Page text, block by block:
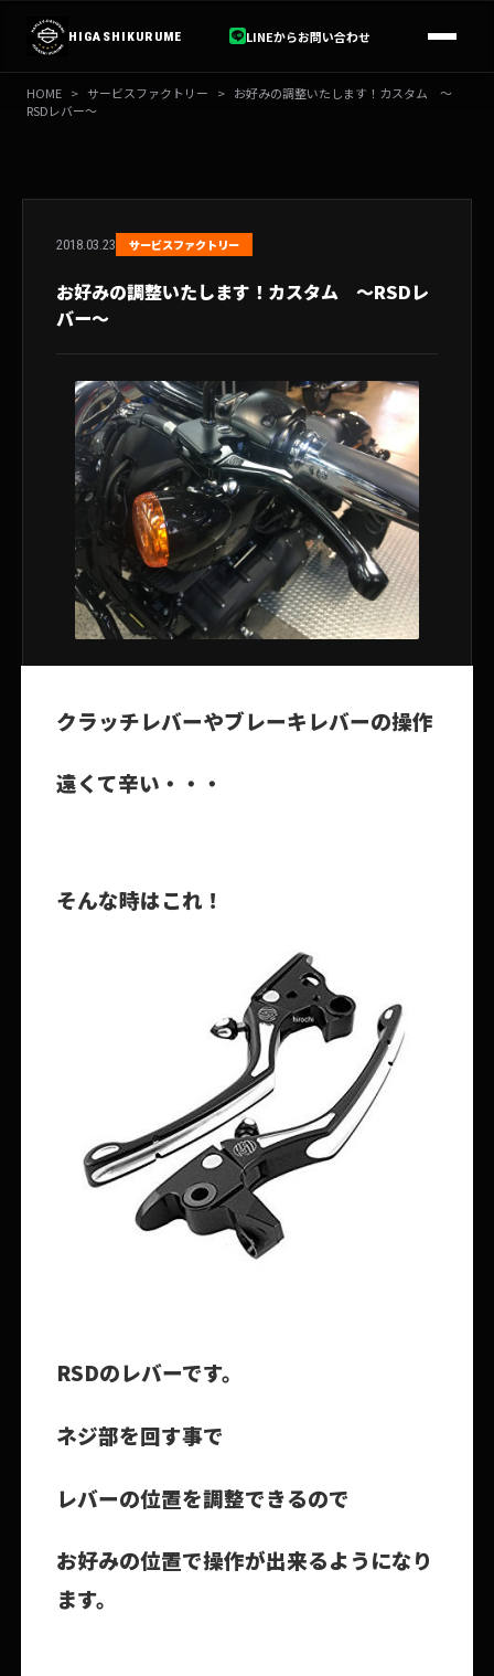
ス
HIGASHIKURUME LINEからお問い合わせ
HOME > サービスファクトリー > お好みの調整いたします！カスタム ～
RSDレバー～
2018.03.23 サービスファクトリー
お好みの調整いたします！カスタム ～RSDレ
バー～
クラッチレバーやブレーキレバーの操作
遠くて辛い・・・
そんな時はこれ！
RSDのレバーです。
ネジ部を回す事で
レバーの位置を調整できるので
お好みの位置で操作が出来るようになり
ます。